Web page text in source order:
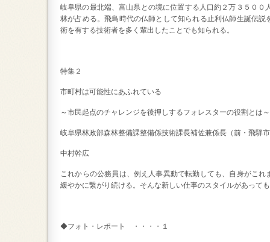
岐阜県の最北端、富山県との境に位置する人口約２万３５０
林が占める。飛鳥時代の仏師として知られる止利仏師生誕伝
術を有する技術者を多く輩出したことでも知られる。
特集２
市町村は可能性にあふれている
～市民起点のチャレンジを後押しするフォレスターの役割とは～
岐阜県林政部森林整備課整備係技術課長補佐兼係長（前・飛騨
中村幹広
これからの公務員は、例え人事異動で転勤しても、自身がこ
緩やかに繋がり続ける。そんな新しい仕事のスタイルがあって
◆フォト・レポート ・・・・１